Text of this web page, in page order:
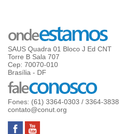
SAUS Quadra 01 Bloco J Ed CNT
Torre B Sala 707
Cep: 70070-010
Brasília - DF
Fones: (61) 3364-0303 / 3364-3838
contato@conut.org